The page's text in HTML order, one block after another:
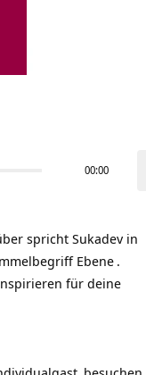
00:00
spricht Sukadev in
Ebene .
für deine